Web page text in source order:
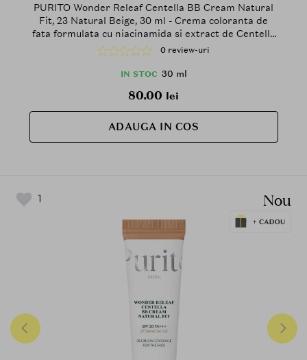
PURITO Wonder Releaf Centella BB Cream Natural
Fit, 23 Natural Beige, 30 ml - Crema coloranta de
fata formulata cu niacinamida si extract de Centella
Asiatica, care contribuie la uniformizarea aspectului
tenului si la mentinerea confortului pielii
0 review-uri
IN STOC 30 ml
80.00 lei
ADAUGA IN COS
1 Nou